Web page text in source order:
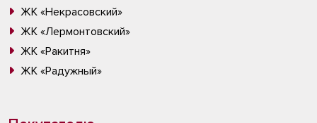
ЖК «Некрасовский»
ЖК «Лермонтовский»
ЖК «Ракитня»
ЖК «Радужный»